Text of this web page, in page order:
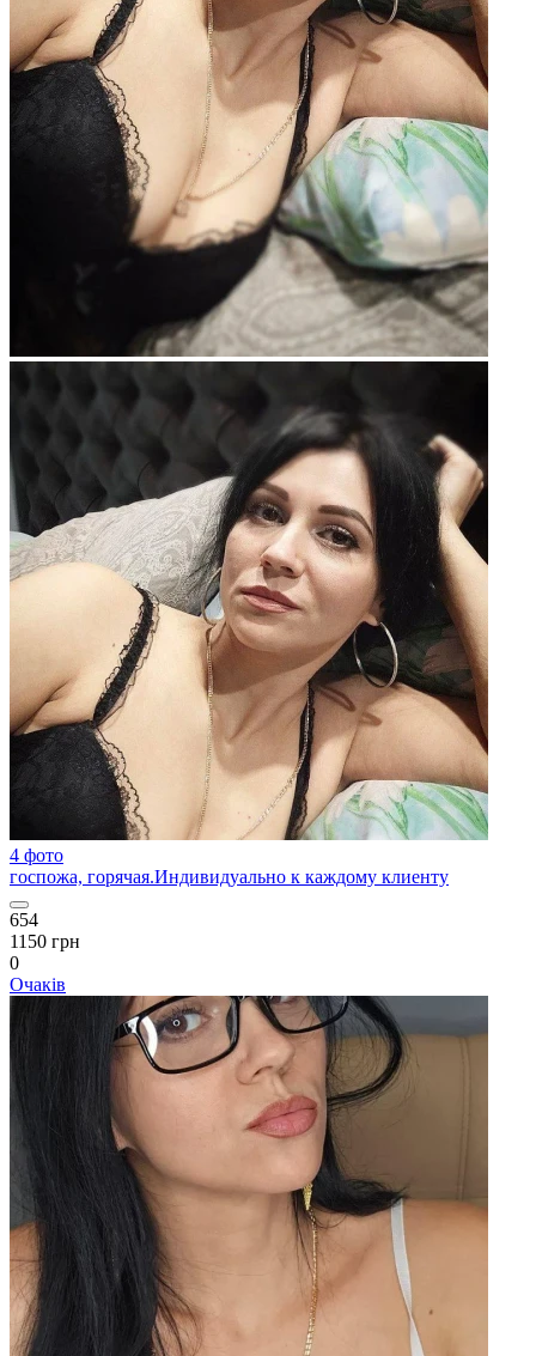
4 фото
госпожа, горячая.Индивидуально к каждому клиенту
654
1150 грн
0
Очаків